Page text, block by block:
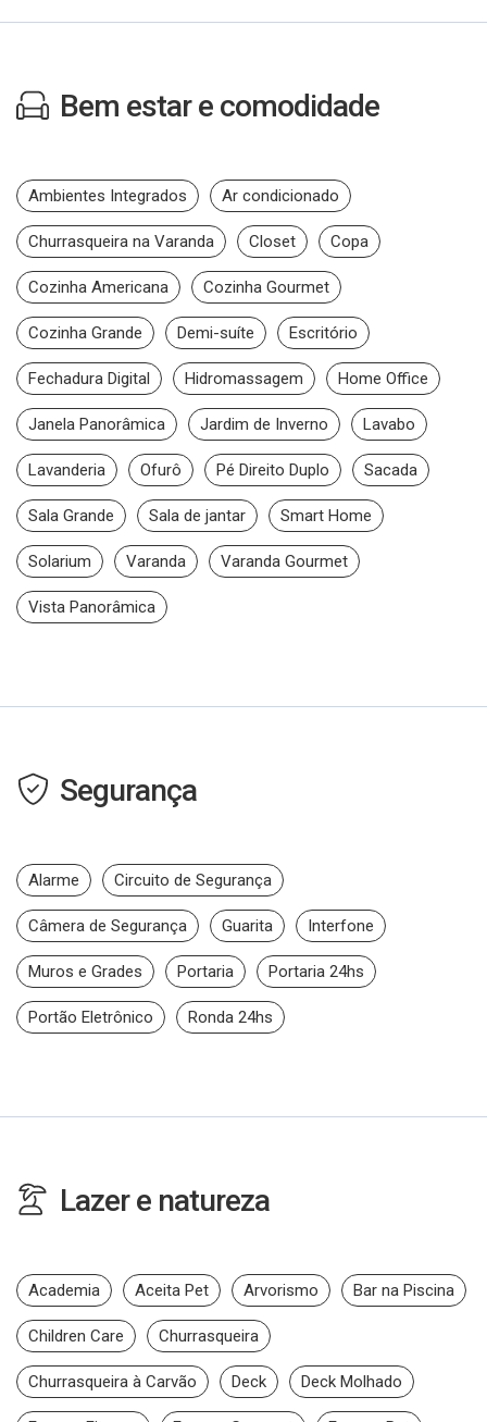
Bem estar e comodidade
Ambientes Integrados Ar condicionado
Churrasqueira na Varanda Closet Copa
Cozinha Americana Cozinha Gourmet
Cozinha Grande Demi-suíte Escritório
Fechadura Digital Hidromassagem Home Office
Janela Panorâmica Jardim de Inverno Lavabo
Lavanderia Ofurô Pé Direito Duplo Sacada
Sala Grande Sala de jantar Smart Home
Solarium Varanda Varanda Gourmet
Vista Panorâmica
Segurança
Alarme Circuito de Segurança
Câmera de Segurança Guarita Interfone
Muros e Grades Portaria Portaria 24hs
Portão Eletrônico Ronda 24hs
Lazer e natureza
Academia Aceita Pet Arvorismo Bar na Piscina
Children Care Churrasqueira
Churrasqueira à Carvão Deck Deck Molhado